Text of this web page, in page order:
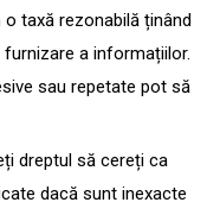
taxă rezonabilă ținând
a informațiilor.
sau repetate pot să
dreptul să cereți ca
dacă sunt inexacte